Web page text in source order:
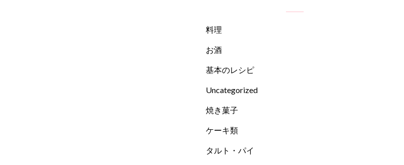
料理
お酒
基本のレシピ
Uncategorized
焼き菓子
ケーキ類
タルト・パイ